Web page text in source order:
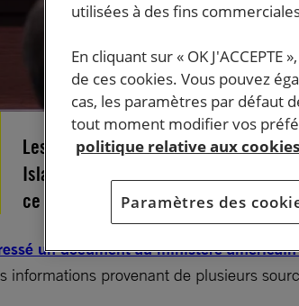
Les frappes aériennes de la coalition
Islamique (EI) auraient provoqué la
ce que révèle l’étude réalisée par
un document au ministère
informations provenant de plusieurs
utilisées à des fins
En cliquant sur « OK
de ces cookies. Vous pouvez
cas, les paramètres par défaut
tout moment modifier vos
politique relative aux
Paramètres des